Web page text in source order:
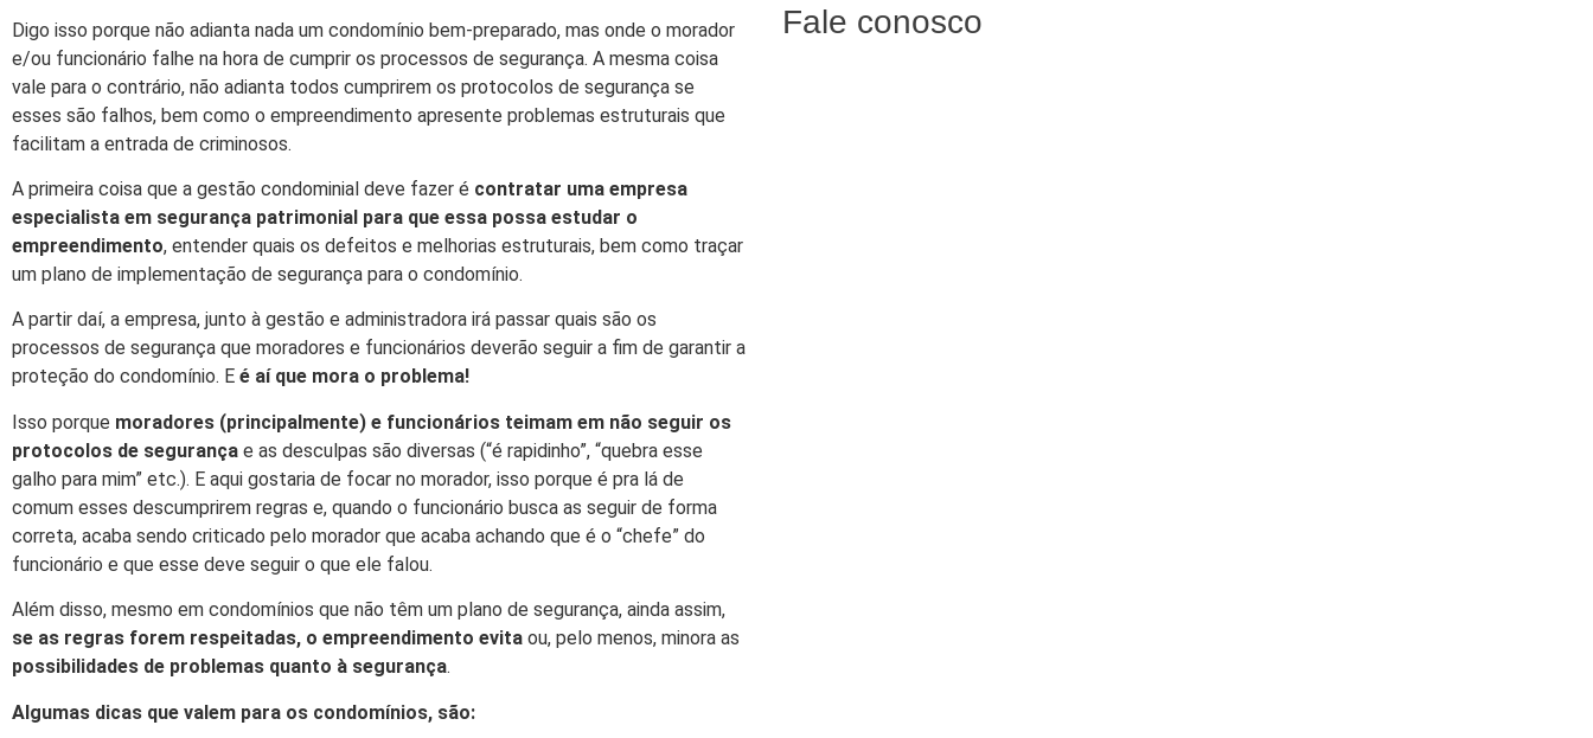
Digo isso porque não adianta nada um condomínio bem-preparado, mas onde o morador
e/ou funcionário falhe na hora de cumprir os processos de segurança. A mesma coisa
vale para o contrário, não adianta todos cumprirem os protocolos de segurança se
esses são falhos, bem como o empreendimento apresente problemas estruturais que
facilitam a entrada de criminosos.
A primeira coisa que a gestão condominial deve fazer é contratar uma empresa
especialista em segurança patrimonial para que essa possa estudar o
empreendimento, entender quais os defeitos e melhorias estruturais, bem como traçar
um plano de implementação de segurança para o condomínio.
A partir daí, a empresa, junto à gestão e administradora irá passar quais são os
processos de segurança que moradores e funcionários deverão seguir a fim de garantir a
proteção do condomínio. E é aí que mora o problema!
Isso porque moradores (principalmente) e funcionários teimam em não seguir os
protocolos de segurança e as desculpas são diversas (“é rapidinho”, “quebra esse
galho para mim” etc.). E aqui gostaria de focar no morador, isso porque é pra lá de
comum esses descumprirem regras e, quando o funcionário busca as seguir de forma
correta, acaba sendo criticado pelo morador que acaba achando que é o “chefe” do
funcionário e que esse deve seguir o que ele falou.
Além disso, mesmo em condomínios que não têm um plano de segurança, ainda assim,
se as regras forem respeitadas, o empreendimento evita ou, pelo menos, minora as
possibilidades de problemas quanto à segurança.
Algumas dicas que valem para os condomínios, são:
Fale conosco